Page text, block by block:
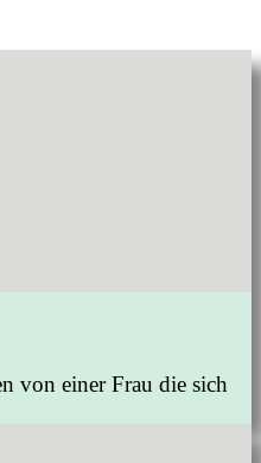
von einer Frau die sich